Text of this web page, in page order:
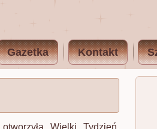
Gazetka Kontakt
Wielki Tydzień,